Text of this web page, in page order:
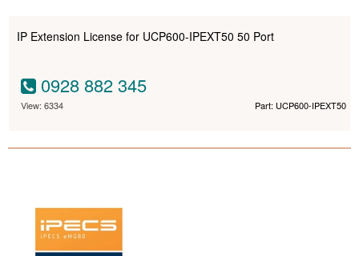
IP Extension License for UCP600-IPEXT50 50 Port
0928 882 345
View: 6334 Part: UCP600-IPEXT50